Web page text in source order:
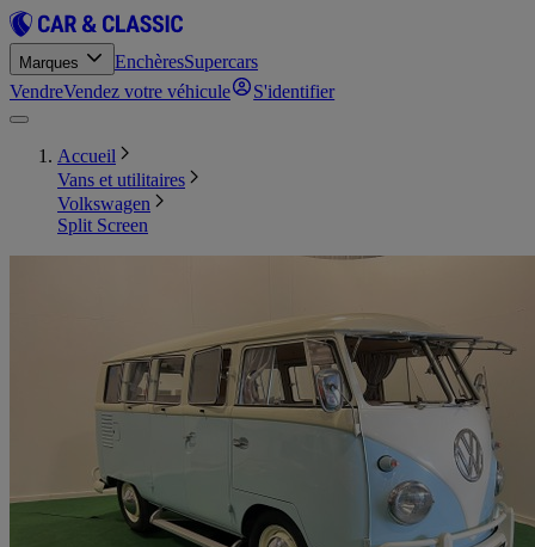
Marques EnchèresSupercars
VendreVendez votre véhicule S'identifier
Accueil
Vans et utilitaires
Volkswagen
Split Screen